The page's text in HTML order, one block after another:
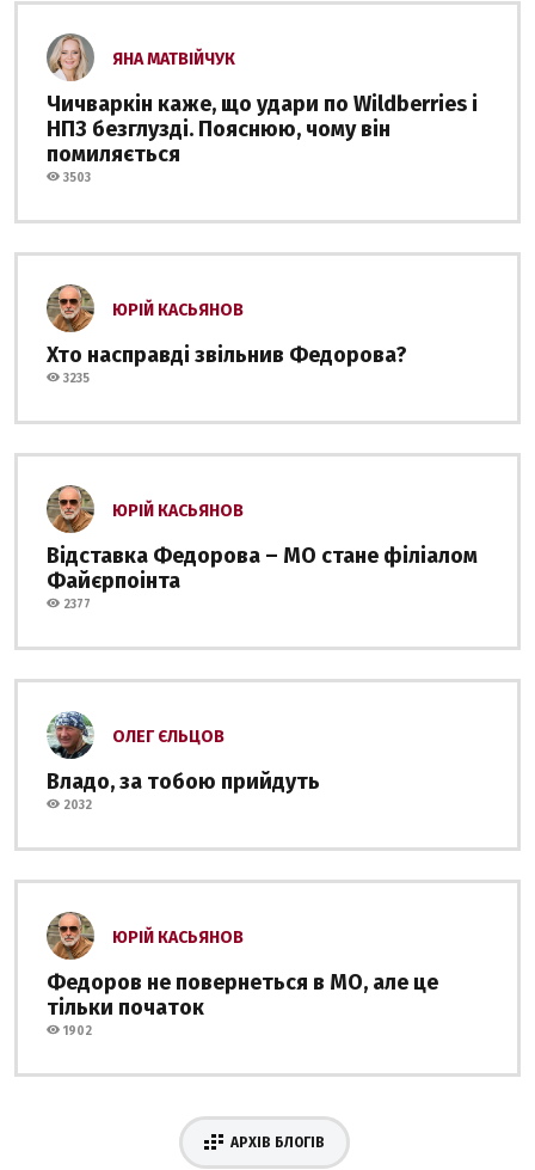
ЯНА МАТВІЙЧУК
Чичваркін каже, що удари по Wildberries і
НПЗ безглузді. Пояснюю, чому він
помиляється
3503
ЮРІЙ КАСЬЯНОВ
Хто насправді звільнив Федорова?
3235
ЮРІЙ КАСЬЯНОВ
Відставка Федорова – МО стане філіалом
Файєрпоінта
2377
ОЛЕГ ЄЛЬЦОВ
Владо, за тобою прийдуть
2032
ЮРІЙ КАСЬЯНОВ
Федоров не повернеться в МО, але це
тільки початок
1902
АРХІВ БЛОГІВ